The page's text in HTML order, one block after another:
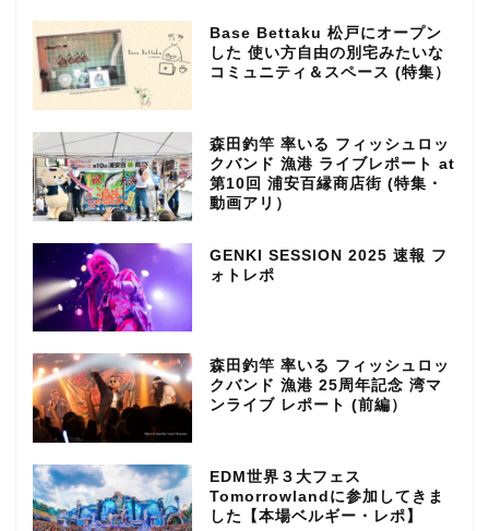
Base Bettaku 松戸にオープン
した 使い方自由の別宅みたいな
コミュニティ＆スペース (特集）
森田釣竿 率いる フィッシュロッ
クバンド 漁港 ライブレポート at
第10回 浦安百縁商店街 (特集・
動画アリ）
GENKI SESSION 2025 速報 フ
ォトレポ
森田釣竿 率いる フィッシュロッ
クバンド 漁港 25周年記念 湾マ
ンライブ レポート (前編）
EDM世界３大フェス
Tomorrowlandに参加してきま
した【本場ベルギー・レポ】